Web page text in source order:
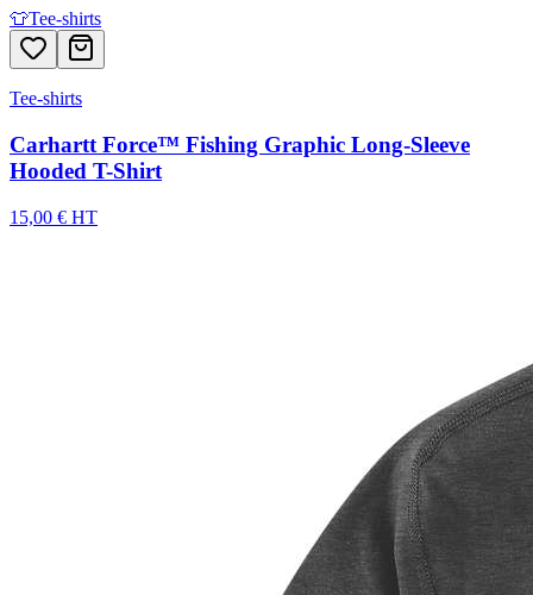
👕Tee-shirts
Tee-shirts
Carhartt Force™ Fishing Graphic Long-Sleeve
Hooded T-Shirt
15,00 € HT